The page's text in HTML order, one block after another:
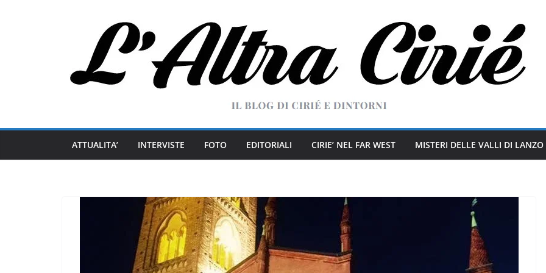
ATTUALITA’ INTERVISTE FOTO EDITORIALI CIRIE’ NEL FAR WEST MISTERI DELLE VALLI DI LANZO